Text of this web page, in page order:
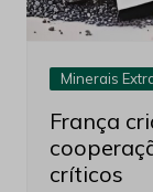
Minerais
França
críticos